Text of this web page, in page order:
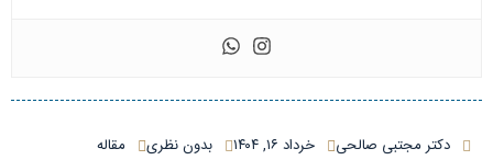
دکتر مجتبی صالحی خرداد ۱۶, ۱۴۰۴ بدون نظری مقاله